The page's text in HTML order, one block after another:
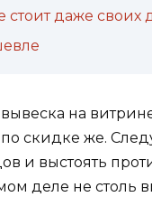
даже своих
на
по скидке же.
и выстоять
деле не столь